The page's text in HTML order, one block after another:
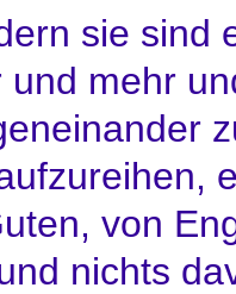
sie sind
und mehr
von
nichts